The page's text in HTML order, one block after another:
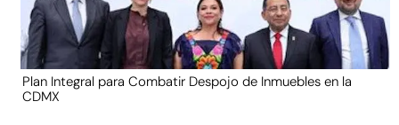
Plan Integral para Combatir Despojo de Inmuebles en la
CDMX